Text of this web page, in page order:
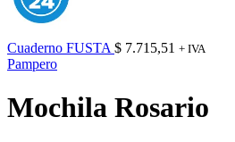
Cuaderno FUSTA $ 7.715,51 + IVA
Pampero
Mochila Rosario